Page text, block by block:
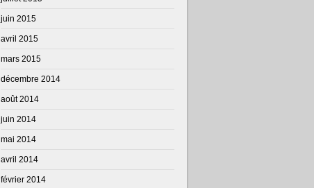
juin 2015
avril 2015
mars 2015
décembre 2014
août 2014
juin 2014
mai 2014
avril 2014
février 2014